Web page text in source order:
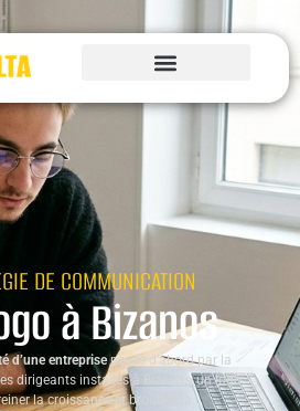
DE COMMUNICATION
à Bizanos
d’une entreprisepasse d’abord par la
dirigeants installés à Bizanos, un logo
la croissance et brouiller la